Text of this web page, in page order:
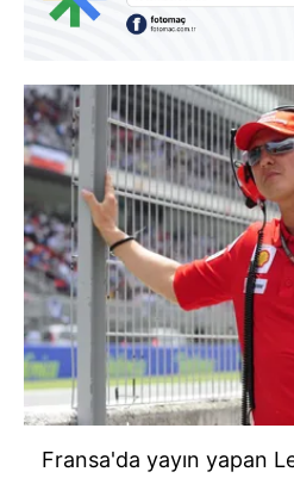
Fransa'da yayın yapan